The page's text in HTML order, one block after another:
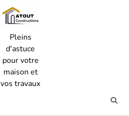
Pleins
d'astuce
pour votre
maison et
vos travaux